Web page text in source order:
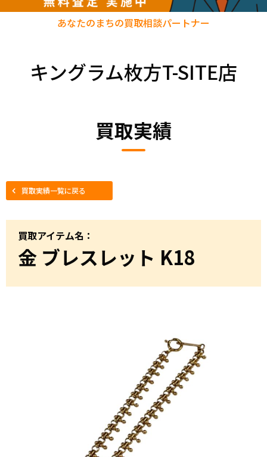
キングラム枚方T-SITE店
あなたのまちの買取相談パートナー
買取実績
買取実績一覧に戻る
買取アイテム名：
金 ブレスレット K18